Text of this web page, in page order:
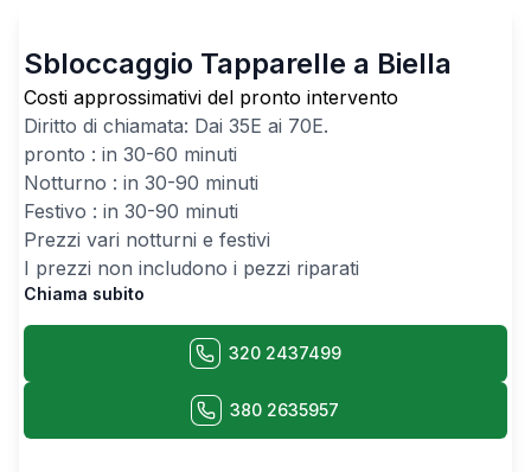
Sbloccaggio Tapparelle a Biella
Costi approssimativi del pronto intervento
Diritto di chiamata: Dai 35E ai 70E.
pronto : in 30-60 minuti
Notturno : in 30-90 minuti
Festivo : in 30-90 minuti
Prezzi vari notturni e festivi
I prezzi non includono i pezzi riparati
Chiama subito
320 2437499
380 2635957